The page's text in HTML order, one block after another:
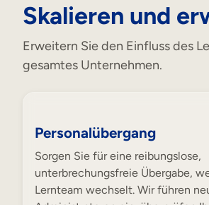
Skalieren und
Erweitern Sie den Einfluss des
gesamtes Unternehmen.
Personalübergang
Sorgen Sie für eine reibungslose,
unterbrechungsfreie Übergabe,
Lernteam wechselt. Wir führen